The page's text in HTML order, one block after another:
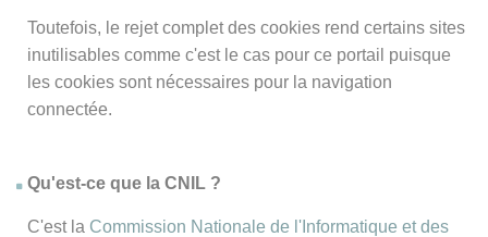
Toutefois, le rejet complet des cookies rend certains sites
inutilisables comme c'est le cas pour ce portail puisque
les cookies sont nécessaires pour la navigation
connectée.
Qu'est-ce que la CNIL ?
C'est la Commission Nationale de l'Informatique et des